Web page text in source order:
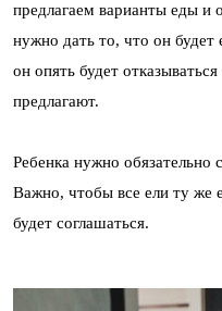
предлагаем варианты еды и
нужно дать то, что он
он опять будет
предлагают.
Ребенка нужно обязательно
Важно, чтобы все ели ту же
будет соглашаться.